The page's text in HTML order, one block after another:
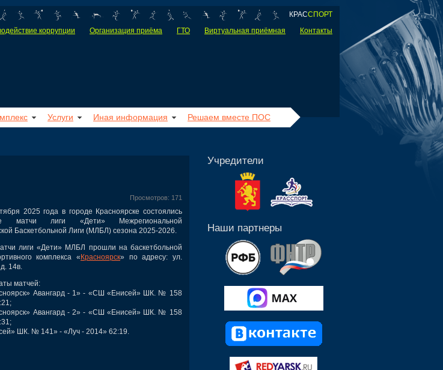
КРАССПОРТ
коррупции Организация приёма ГТО Виртуальная приёмная Контакты
Услуги Иная информация Решаем вместе ПОС
Просмотров: 171
2025 года в городе Красноярске состоялись
матчи лиги «Дети» Межрегиональной
Баскетбольной Лиги (МЛБЛ) сезона 2025-2026.
лиги «Дети» МЛБЛ прошли на баскетбольной
комплекса «Красноярск» по адресу: ул.
14в.
матчей:
Авангард - 1» - «СШ «Енисей» ШК. № 158
Авангард - 2» - «СШ «Енисей» ШК. № 158
ШК. № 141» - «Луч - 2014» 62:19.
Учредители
Наши партнеры